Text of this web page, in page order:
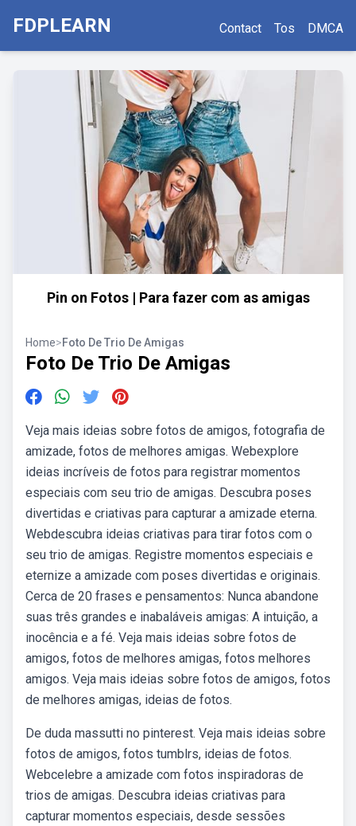
FDPLEARN Contact Tos DMCA
Pin on Fotos | Para fazer com as amigas
Home>Foto De Trio De Amigas
Foto De Trio De Amigas
Veja mais ideias sobre fotos de amigos, fotografia de
amizade, fotos de melhores amigas. Webexplore
ideias incríveis de fotos para registrar momentos
especiais com seu trio de amigas. Descubra poses
divertidas e criativas para capturar a amizade eterna.
Webdescubra ideias criativas para tirar fotos com o
seu trio de amigas. Registre momentos especiais e
eternize a amizade com poses divertidas e originais.
Cerca de 20 frases e pensamentos: Nunca abandone
suas três grandes e inabaláveis amigas: A intuição, a
inocência e a fé. Veja mais ideias sobre fotos de
amigos, fotos de melhores amigas, fotos melhores
amigos. Veja mais ideias sobre fotos de amigos, fotos
de melhores amigas, ideias de fotos.
De duda massutti no pinterest. Veja mais ideias sobre
fotos de amigos, fotos tumblrs, ideias de fotos.
Webcelebre a amizade com fotos inspiradoras de
trios de amigas. Descubra ideias criativas para
capturar momentos especiais, desde sessões